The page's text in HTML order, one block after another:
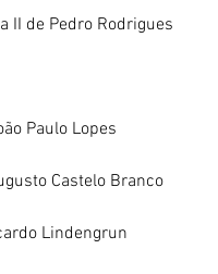
II de Pedro Rodrigues
Paulo Lopes
Castelo Branco
Lindengrun